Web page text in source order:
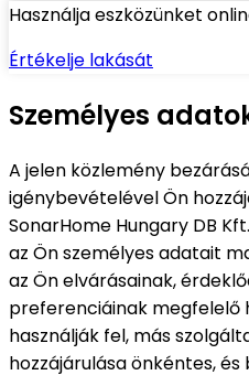
Használja eszközünket
Értékelje lakását
Személyes
A jelen közlemény
igénybevételével Ön
SonarHome Hungary DB
az Ön személyes adatait
az Ön elvárásainak,
preferenciáinak
használják fel, más
hozzájárulása önkéntes,